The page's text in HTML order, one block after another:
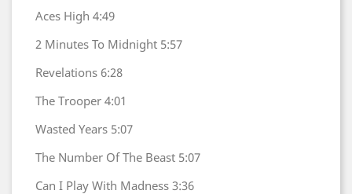
Aces High 4:49
2 Minutes To Midnight 5:57
Revelations 6:28
The Trooper 4:01
Wasted Years 5:07
The Number Of The Beast 5:07
Can I Play With Madness 3:36